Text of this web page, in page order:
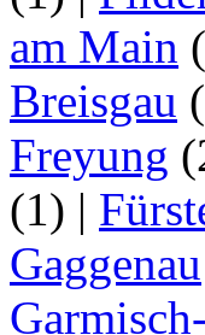
am Main
Breisgau
Freyung
(1) |
Gaggenau